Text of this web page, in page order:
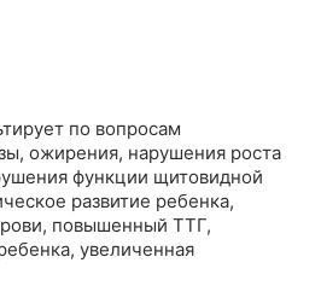
по вопросам
ожирения, нарушения роста
функции щитовидной
развитие ребенка,
повышенный ТТГ,
увеличенная